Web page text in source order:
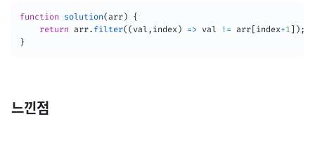
function solution(arr )
{
return arr. filter( ( val , index ) => val != arr index+1 ) ;
}
느낀점